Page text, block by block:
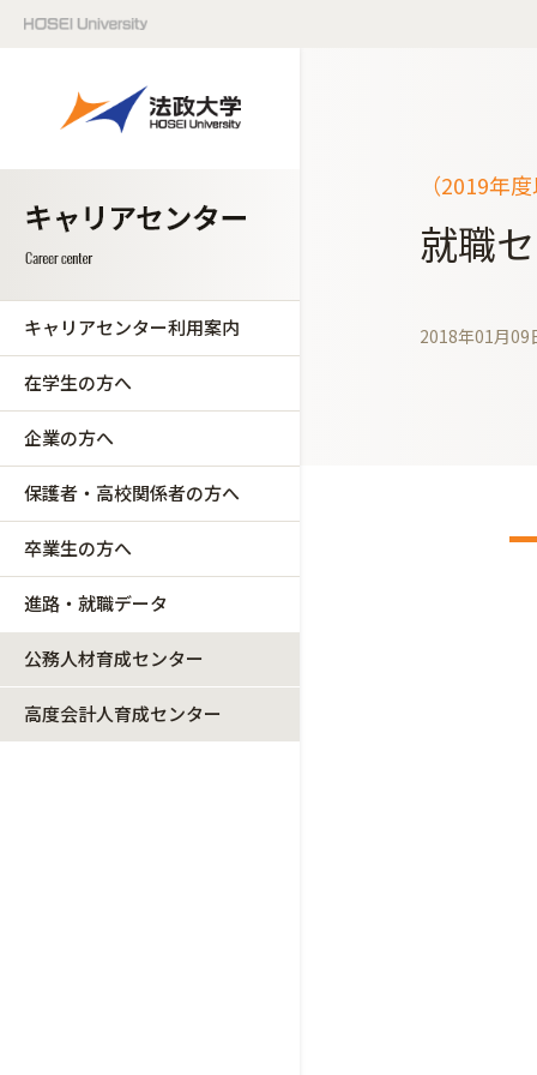
キャリアセンター利用案内
在学生の方へ
企業の方へ
保護者・高校関係者の方へ
卒業生の方へ
進路・就職データ
公務人材育成センター
高度会計人育成センター
（2019年
就職
2018年01月09